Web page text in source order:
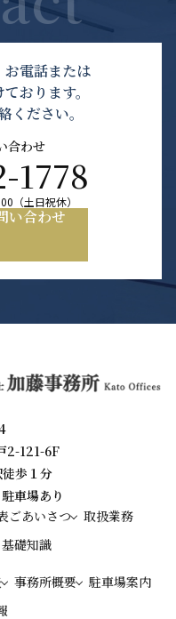
お電話または
おります。
ください。
合わせ
1778
（土日祝休）
い合わせ
2-121-6F
歩１分
車場あり
ごあいさつ
取扱業務
基礎知識
事務所概要
駐車場案内